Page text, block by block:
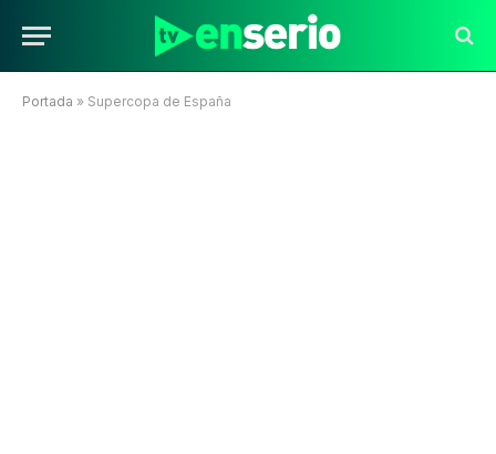
Portada » Supercopa de España